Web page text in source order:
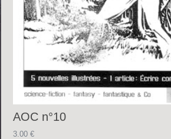
AOC n°10
3.00€